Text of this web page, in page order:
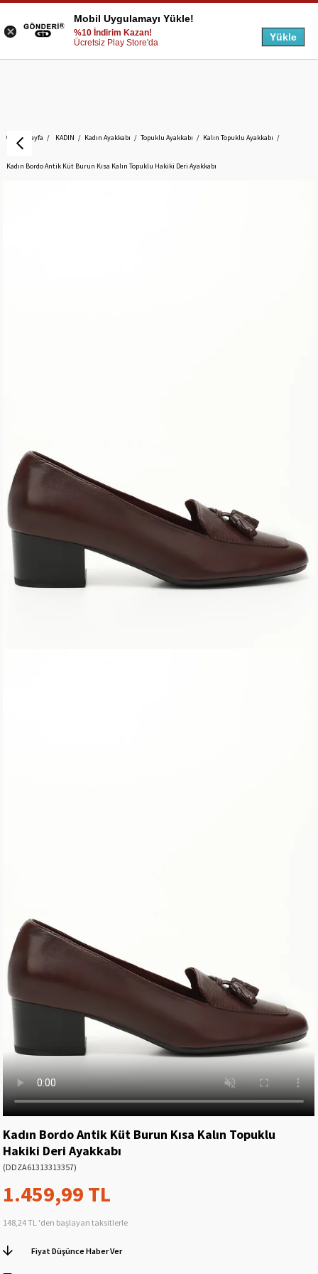
Anasayfa KADIN Kadın Ayakkabı Topuklu Ayakkabı Kalın Topuklu Ayakkabı
Kadın Bordo Antik Küt Burun Kısa Kalın Topuklu Hakiki Deri Ayakkabı
Kadın Bordo Antik Küt Burun Kısa Kalın Topuklu
Hakiki Deri Ayakkabı
(DDZA61313313357)
1.459,99 TL
148,24 TL 'den başlayan taksitlerle
Fiyat Düşünce Haber Ver
Mobil Uygulamayı Yükle!
%10 İndirim Kazan!
Ücretsiz Play Store'da
Yükle